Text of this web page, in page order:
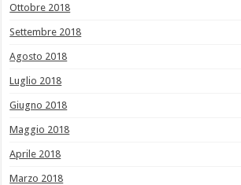
Ottobre 2018
Settembre 2018
Agosto 2018
Luglio 2018
Giugno 2018
Maggio 2018
Aprile 2018
Marzo 2018